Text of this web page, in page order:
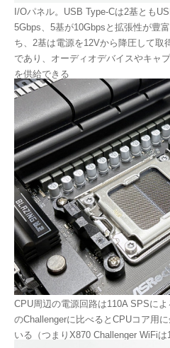
I/Oパネル。USB Type-Cは2基とも
5Gbps、5基が10Gbpsと拡張性が豊
ち、2基は電源を12Vから降圧して取
であり、オーディオデバイスやキャ
を供給できる
CPU周辺の電源回路は110A SPSに
のChallengerに比べるとCPUコア用
いる（つまりX870 Challenger WiFiは